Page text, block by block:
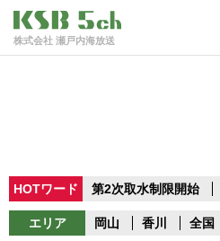
株式会社 瀬戸内海放送
HOTワード 第2次取水制限開始
エリア 岡山 香川 全国